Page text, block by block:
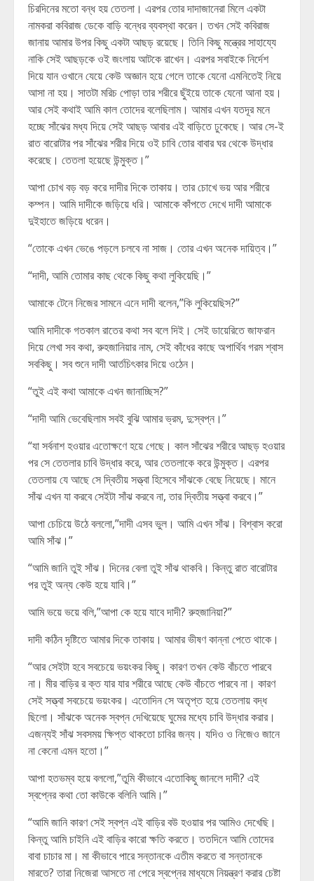
চিরদিনের মতো বন্ধ হয় তেতলা। এরপর তোর দাদাজানেরা মিলে একটা
নামকরা কবিরাজ ডেকে বাড়ি বন্ধের ব্যবস্থা করেন। তখন সেই কবিরাজ
জানায় আমার উপর কিছু একটা আছড় রয়েছে। তিনি কিছু মন্ত্রের সাহায্যে
নাকি সেই আছড়কে ওই জংলায় আটকে রাখেন। এরপর সবাইকে নির্দেশ
দিয়ে যান ওখানে যেয়ে কেউ অজ্ঞান হয়ে গেলে তাকে যেনো এমনিতেই নিয়ে
আসা না হয়। সাতটা মরিচ পোড়া তার শরীরে ছুঁইয়ে তাকে যেনো আনা হয়।
আর সেই কথাই আমি কাল তোদের বলেছিলাম। আমার এখন যতদূর মনে
হচ্ছে সাঁঝের মধ্য দিয়ে সেই আছড় আবার এই বাড়িতে ঢুকেছে। আর সে-ই
রাত বারোটার পর সাঁঝের শরীর দিয়ে ওই চাবি তোর বাবার ঘর থেকে উদ্ধার
করেছে। তেতলা হয়েছে উন্মুক্ত।”
আপা চোখ বড় বড় করে দাদীর দিকে তাকায়। তার চোখে ভয় আর শরীরে
কম্পন। আমি দাদীকে জড়িয়ে ধরি। আমাকে কাঁপতে দেখে দাদী আমাকে
দুইহাতে জড়িয়ে ধরেন।
“তোকে এখন ভেঙে পড়লে চলবে না সাজ। তোর এখন অনেক দায়িত্ব।”
“দাদী, আমি তোমার কাছ থেকে কিছু কথা লুকিয়েছি।”
আমাকে টেনে নিজের সামনে এনে দাদী বলেন,”কি লুকিয়েছিস?”
আমি দাদীকে গতকাল রাতের কথা সব বলে দিই। সেই ডায়েরিতে জাফরান
দিয়ে লেখা সব কথা, রুহজানিয়ার নাম, সেই কাঁধের কাছে অপার্থিব গরম শ্বাস
সবকিছু। সব শুনে দাদী আর্তচিৎকার দিয়ে ওঠেন।
“তুই এই কথা আমাকে এখন জানাচ্ছিস?”
“দাদী আমি ভেবেছিলাম সবই বুঝি আমার ভ্রম, দু:স্বপ্ন।”
“যা সর্বনাশ হওয়ার এতোক্ষণে হয়ে গেছে। কাল সাঁঝের শরীরে আছড় হওয়ার
পর সে তেতলার চাবি উদ্ধার করে, আর তেতলাকে করে উন্মুক্ত। এরপর
তেতলায় যে আছে সে দ্বিতীয় সত্ত্বা হিসেবে সাঁঝকে বেছে নিয়েছে। মানে
সাঁঝ এখন যা করবে সেইটা সাঁঝ করবে না, তার দ্বিতীয় সত্ত্বা করবে।”
আপা চেচিয়ে উঠে বললো,”দাদী এসব ভুল। আমি এখন সাঁঝ। বিশ্বাস করো
আমি সাঁঝ।”
“আমি জানি তুই সাঁঝ। দিনের বেলা তুই সাঁঝ থাকবি। কিন্তু রাত বারোটার
পর তুই অন্য কেউ হয়ে যাবি।”
আমি ভয়ে ভয়ে বলি,”আপা কে হয়ে যাবে দাদী? রুহজানিয়া?”
দাদী কঠিন দৃষ্টিতে আমার দিকে তাকায়। আমার ভীষণ কান্না পেতে থাকে।
“আর সেইটা হবে সবচেয়ে ভয়ংকর কিছু। কারণ তখন কেউ বাঁচতে পারবে
না। মীর বাড়ির র ক্ত যার যার শরীরে আছে কেউ বাঁচতে পারবে না। কারণ
সেই সত্ত্বা সবচেয়ে ভয়ংকর। এতোদিন সে অতৃপ্ত হয়ে তেতলায় বদ্ধ
ছিলো। সাঁঝকে অনেক স্বপ্ন দেখিয়েছে ঘুমের মধ্যে চাবি উদ্ধার করার।
এজন্যই সাঁঝ সবসময় ক্ষিপ্ত থাকতো চাবির জন্য। যদিও ও নিজেও জানে
না কেনো এমন হতো।”
আপা হতভম্ব হয়ে বললো,”তুমি কীভাবে এতোকিছু জানলে দাদী? এই
স্বপ্নের কথা তো কাউকে বলিনি আমি।”
“আমি জানি কারণ সেই স্বপ্ন এই বাড়ির বউ হওয়ার পর আমিও দেখেছি।
কিন্তু আমি চাইনি এই বাড়ির কারো ক্ষতি কর‍তে। ততদিনে আমি তোদের
বাবা চাচার মা। মা কীভাবে পারে সন্তানকে এতীম করতে বা সন্তানকে
মারতে? তারা নিজেরা আসতে না পেরে স্বপ্নের মাধ্যমে নিয়ন্ত্রণ করার চেষ্টা